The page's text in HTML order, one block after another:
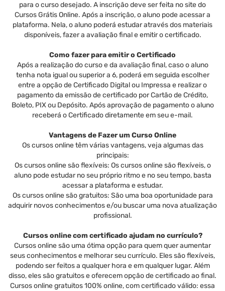
para o curso desejado. A inscrição deve ser feita no site do
Cursos Grátis Online. Após a inscrição, o aluno pode acessar a
plataforma. Nela, o aluno poderá estudar através dos materiais
disponíveis, fazer a avaliação final e emitir o certificado.
Como fazer para emitir o Certificado
Após a realização do curso e da avaliação final, caso o aluno
tenha nota igual ou superior a 6, poderá em seguida escolher
entre a opção de Certificado Digital ou Impressa e realizar o
pagamento da emissão de certificado por Cartão de Crédito,
Boleto, PIX ou Depósito. Após aprovação de pagamento o aluno
receberá o Certificado diretamente em seu e-mail.
Vantagens de Fazer um Curso Online
Os cursos online têm várias vantagens, veja algumas das
principais:
Os cursos online são flexíveis: Os cursos online são flexíveis, o
aluno pode estudar no seu próprio ritmo e no seu tempo, basta
acessar a plataforma e estudar.
Os cursos online são gratuitos: São uma boa oportunidade para
adquirir novos conhecimentos e/ou buscar uma nova atualização
profissional.
Cursos online com certificado ajudam no currículo?
Cursos online são uma ótima opção para quem quer aumentar
seus conhecimentos e melhorar seu currículo. Eles são flexíveis,
podendo ser feitos a qualquer hora e em qualquer lugar. Além
disso, eles são gratuitos e oferecem opção de certificado ao final.
Cursos online gratuitos 100% online, com certificado válido: essa